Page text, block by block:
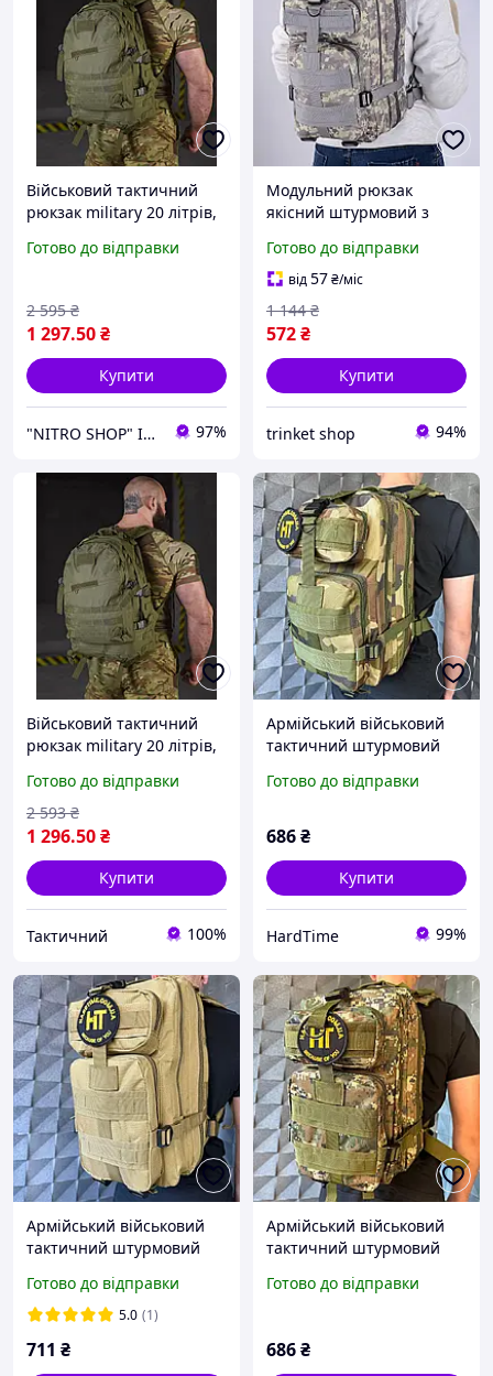
Військовий тактичний
рюкзак military 20 літрів,
віщева олива Оксфорд
Готово до відправки
1 297.50₴
2 595 ₴
Купити
"NITRO SHOP" Інтернет магазин 97%
Модульний рюкзак
якісний штурмовий з
військовослужбовців
армійський тактичний 20
літрів
Готово до відправки
від57₴/міс
572₴
1 144 ₴
Купити
trinket shop 94%
Військовий тактичний
рюкзак military 20 літрів,
віщева олива Оксфорд
600D Ne2kx
Готово до відправки
1 296.50₴
2 593 ₴
Купити
Тактичний 100%
Армійський військовий
тактичний штурмовий
камуфляж
Готово до відправки
686₴
Купити
HardTime 99%
Армійський військовий
тактичний штурмовий
Готово до відправки
5.0 (1)
711 ₴
Армійський військовий
тактичний штурмовий
камуфляж
Готово до відправки
686₴